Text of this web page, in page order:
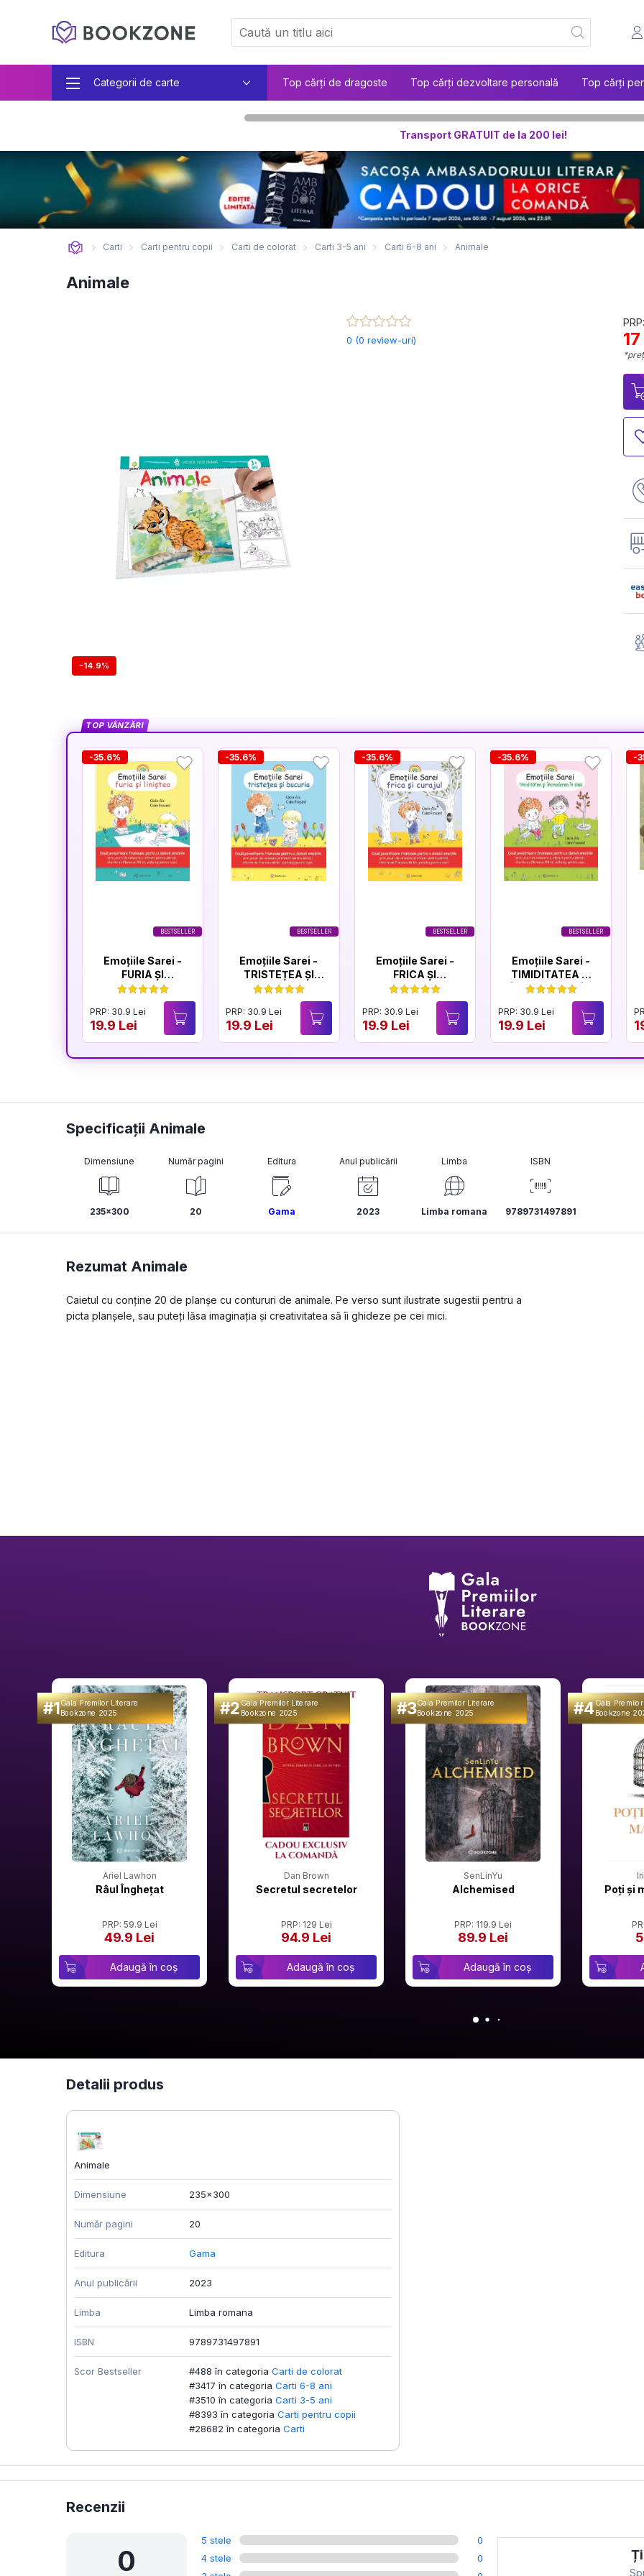
Categorii de carte Top cărți de dragoste Top cărți dezvoltare personală Top cărți
Transport GRATUIT de la 200 lei!
Carti Carti pentru copii Carti de colorat Carti 3-5 ani Carti 6-8 ani Animale
Animale
-14.9%
0 (0 review-uri)
TOP VÂNZĂRI
BESTSELLER
-35.6%
Emoțiile Sarei -
FURIA ȘI
LINIȘTEA
PRP: 30.9 Lei
19.9 Lei
BESTSELLER
-35.6%
Emoțiile Sarei -
TRISTEȚEA ȘI
BUCURIA
PRP: 30.9 Lei
19.9 Lei
BESTSELLER
-35.6%
Emoțiile Sarei -
FRICA ȘI
CURAJUL
PRP: 30.9 Lei
19.9 Lei
BESTSELLER
-35.6%
Emoțiile Sarei -
TIMIDITATEA ȘI
ÎNCREDEREA ÎN
PRP: 30.9 Lei
19.9 Lei
-
Specificații Animale
Dimensiune
235x300
Număr pagini
20
Editura
Gama
Anul publicării
2023
Limba
Limba romana
ISBN
9789731497891
Rezumat Animale
Caietul cu conține 20 de planșe cu contururi de animale. Pe verso sunt ilustrate sugestii pentru a
picta planșele, sau puteți lăsa imaginația și creativitatea să îi ghideze pe cei mici.
#1Gala Premilor Literare
Bookzone 2025
Ariel Lawhon
Râul Înghețat
PRP: 59.9 Lei
49.9 Lei
Adaugă în coș
#2Gala Premilor Literare
Bookzone 2025
Dan Brown
Secretul secretelor
PRP: 129 Lei
94.9 Lei
Adaugă în coș
#3Gala Premilor Literare
Bookzone 2025
SenLinYu
Alchemised
PRP: 119.9 Lei
89.9 Lei
Adaugă în coș
#4Gala
Bookzone
Poți și
Detalii produs
Animale
Dimensiune 235x300
Număr pagini 20
Editura Gama
Anul publicării 2023
Limba Limba romana
ISBN 9789731497891
Scor Bestseller #488 în categoria Carti de colorat
#3417 în categoria Carti 6-8 ani
#3510 în categoria Carti 3-5 ani
#8393 în categoria Carti pentru copii
#28682 în categoria Carti
Recenzii
0
5 stele
0
4 stele
0